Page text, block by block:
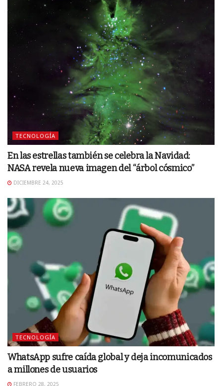
TECNOLOGÍA
En las estrellas también se celebra la Navidad:
NASA revela nueva imagen del “árbol cósmico”
DICIEMBRE 24, 2025
TECNOLOGÍA
WhatsApp sufre caída global y deja incomunicados
a millones de usuarios
FEBRERO 28, 2025